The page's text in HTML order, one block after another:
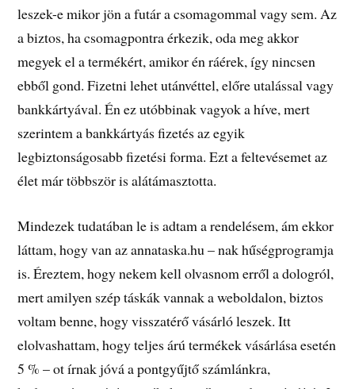
leszek-e mikor jön a futár a csomagommal vagy sem. Az
a biztos, ha csomagpontra érkezik, oda meg akkor
megyek el a termékért, amikor én ráérek, így nincsen
ebből gond. Fizetni lehet utánvéttel, előre utalással vagy
bankkártyával. Én ez utóbbinak vagyok a híve, mert
szerintem a bankkártyás fizetés az egyik
legbiztonságosabb fizetési forma. Ezt a feltevésemet az
élet már többször is alátámasztotta.
Mindezek tudatában le is adtam a rendelésem, ám ekkor
láttam, hogy van az annataska.hu – nak hűségprogramja
is. Éreztem, hogy nekem kell olvasnom erről a dologról,
mert amilyen szép táskák vannak a weboldalon, biztos
voltam benne, hogy visszatérő vásárló leszek. Itt
elolvashattam, hogy teljes árú termékek vásárlása esetén
5 % – ot írnak jóvá a pontgyűjtő számlánkra,